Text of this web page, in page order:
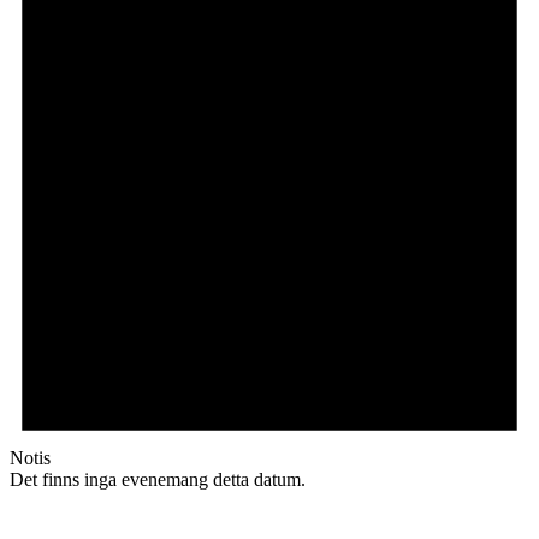
Notis
Det finns inga evenemang detta datum.